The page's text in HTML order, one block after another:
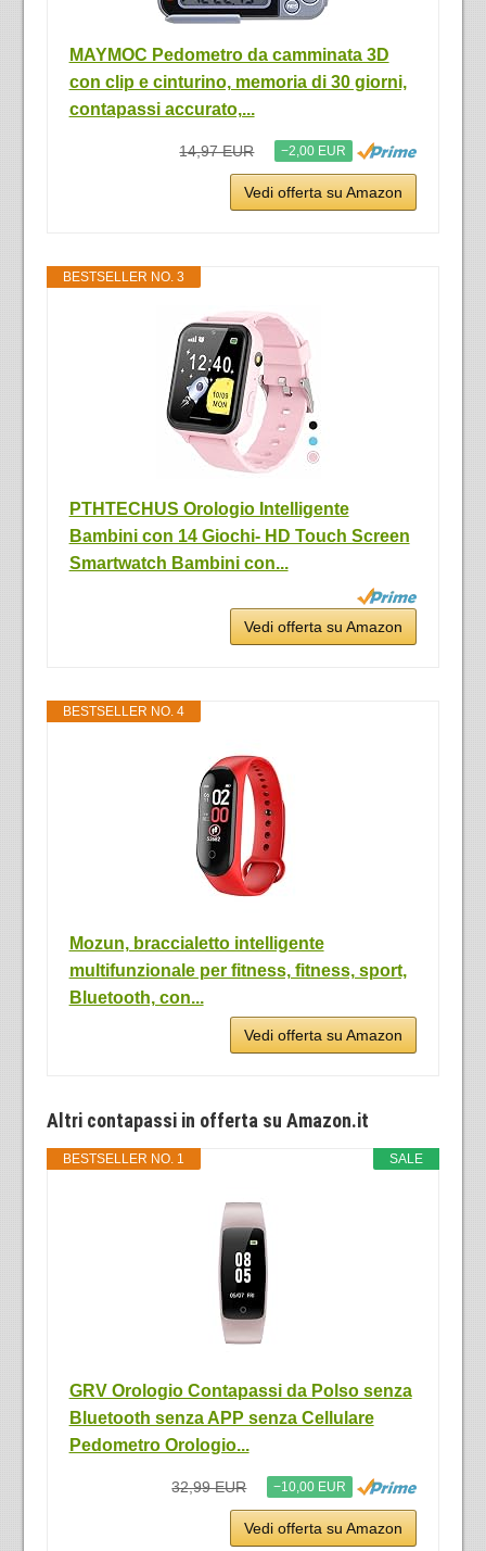
MAYMOC Pedometro da camminata 3D
con clip e cinturino, memoria di 30 giorni,
contapassi accurato,...
14,97 EUR −2,00 EUR
Vedi offerta su Amazon
BESTSELLER NO. 3
PTHTECHUS Orologio Intelligente
Bambini con 14 Giochi- HD Touch Screen
Smartwatch Bambini con...
Vedi offerta su Amazon
BESTSELLER NO. 4
Mozun, braccialetto intelligente
multifunzionale per fitness, fitness, sport,
Bluetooth, con...
Vedi offerta su Amazon
Altri contapassi in offerta su Amazon.it
SALE
BESTSELLER NO. 1
GRV Orologio Contapassi da Polso senza
Bluetooth senza APP senza Cellulare
Pedometro Orologio...
32,99 EUR −10,00 EUR
Vedi offerta su Amazon